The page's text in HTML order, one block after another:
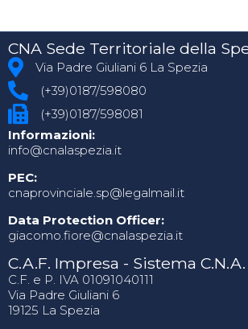
CNA Sede Territoriale della
Via Padre Giuliani 6 La Spezia
(+39)0187/598080
(+39)0187/598081
Informazioni:
info@cnalaspezia.it
PEC:
cnaprovinciale.sp@legalmail.it
Data Protection Officer:
giacomo.fiore@cnalaspezia.it
C.A.F. Impresa - Sistema
C.F. e P. IVA 01091040111
Via Padre Giuliani 6
19125 La Spezia